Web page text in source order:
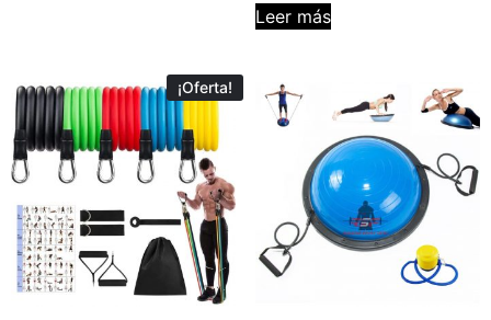
Leer más
¡Oferta!